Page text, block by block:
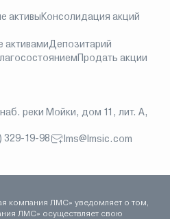
активыКонсолидация акций
активамиДепозитарий
Продать акции
наб. реки Мойки, дом 11, лит. А,
329-19-98
lms@lmsic.com
компания ЛМС» уведомляет о том,
ЛМС» осуществляет свою